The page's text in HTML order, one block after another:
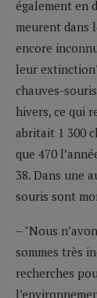
également en
meurent dans
encore
leur
chauves-
hivers, ce qui
abritait 1 300
que 470
38. Dans une
souris sont
– "Nous
sommes très
recherches